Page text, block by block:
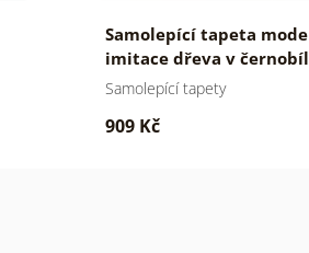
Samolepící tapeta
imitace dřeva v
Samolepící tapety
909 Kč